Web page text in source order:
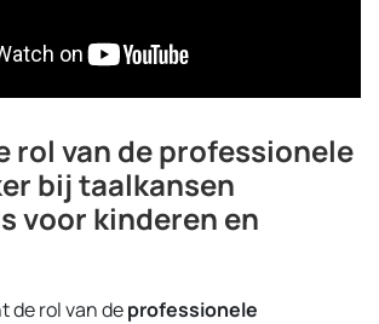
rol van de professionele
bij taalkansen
voor kinderen en
de rol van deprofessionele